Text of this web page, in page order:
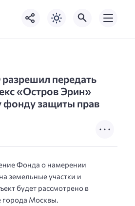
передать
«Остров Эрин»
защиты прав
Фонда о намерении
земельные участки и
будет рассмотрено в
Москвы.